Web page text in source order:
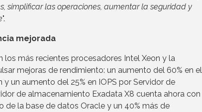
simplificar las operaciones, aumentar la seguridad y
".
mejorada
más recientes procesadores Intel Xeon y la
mejoras de rendimiento: un aumento del 60% en el
un aumento del 25% en IOPS por Servidor de
de almacenamiento Exadata X8 cuenta ahora con
de la base de datos Oracle y un 40% más de